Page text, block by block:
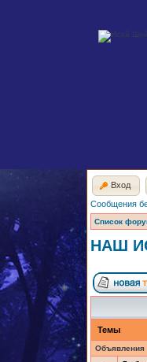
Вход
Сообщения
Список
НАШ
Темы
Объявления